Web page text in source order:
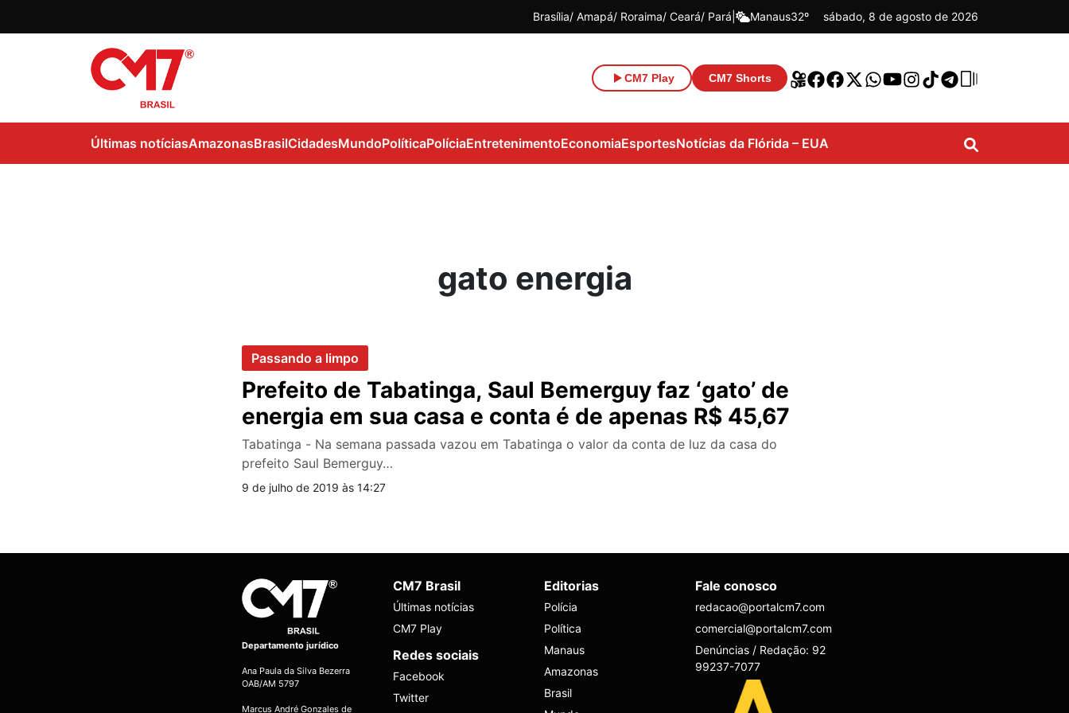
Brasília Amapá Roraima Ceará Pará Manaus32º sábado, 8 de agosto de 2026
CM7 Play CM7 Shorts
Últimas notíciasAmazonasBrasilCidadesMundoPolíticaPolíciaEntretenimentoEconomiaEsportesNotícias da Flórida – EUA
gato energia
Passando a limpo
Prefeito de Tabatinga, Saul Bemerguy faz ‘gato’ de
energia em sua casa e conta é de apenas R$ 45,67
Tabatinga - Na semana passada vazou em Tabatinga o valor da conta de luz da casa do
prefeito Saul Bemerguy…
9 de julho de 2019 às 14:27
Departamento jurídico
Ana Paula da Silva Bezerra
OAB/AM 5797
Marcus André Gonzales de
CM7 Brasil
Últimas notícias
CM7 Play
Redes sociais
Facebook
Twitter
Editorias
Polícia
Política
Manaus
Amazonas
Brasil
Fale conosco
redacao@portalcm7.com
comercial@portalcm7.com
Denúncias / Redação: 92
99237-7077